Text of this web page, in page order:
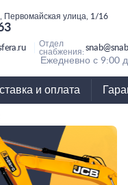
Первомайская улица, 1/16
Отдел
снабжения:
Ежедневно с 9:00
и оплата